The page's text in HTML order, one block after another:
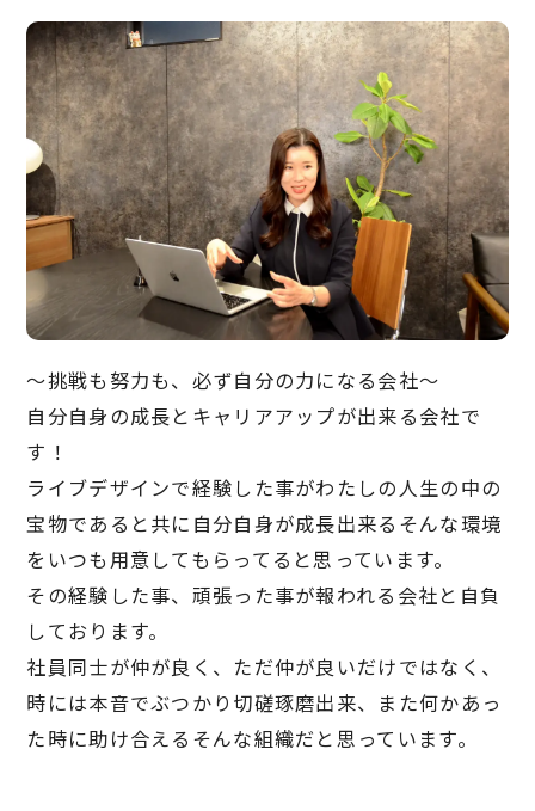
〜挑戦も努力も、必ず自分の力になる会社〜
自分自身の成長とキャリアアップが出来る会社で
す！
ライブデザインで経験した事がわたしの人生の中の
宝物であると共に自分自身が成長出来るそんな環境
をいつも用意してもらってると思っています。
その経験した事、頑張った事が報われる会社と自負
しております。
社員同士が仲が良く、ただ仲が良いだけではなく、
時には本音でぶつかり切磋琢磨出来、また何かあっ
た時に助け合えるそんな組織だと思っています。